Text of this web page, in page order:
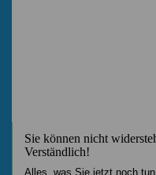
Sie können nicht
Verständlich!
Alles, was Sie jetzt noch